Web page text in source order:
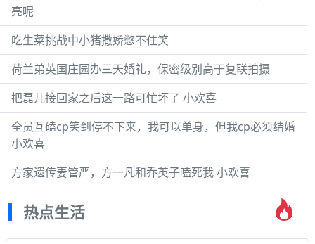
亮呢
吃生菜挑战中小猪撒娇憋不住笑
荷兰弟英国庄园办三天婚礼，保密级别高于复联拍摄
把磊儿接回家之后这一路可忙坏了 小欢喜
全员互磕cp笑到停不下来，我可以单身，但我cp必须结婚
小欢喜
方家遗传妻管严，方一凡和乔英子嗑死我 小欢喜
热点生活